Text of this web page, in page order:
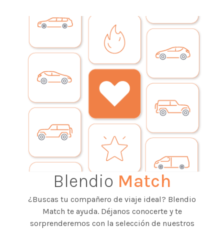
Blendio Match
¿Buscas tu compañero de viaje ideal? Blendio
Match te ayuda. Déjanos conocerte y te
sorprenderemos con la selección de nuestros